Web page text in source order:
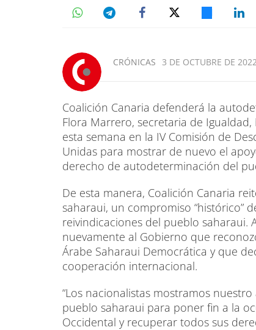
CRÓNICAS 3 DE OCTUBRE DE
Coalición Canaria defenderá la
Flora Marrero, secretaria de Igualdad,
esta semana en la IV Comisión de
Unidas para mostrar de nuevo el
derecho de autodeterminación del
De esta manera, Coalición Canaria
saharaui, un compromiso “histórico”
reivindicaciones del pueblo saharaui.
nuevamente al Gobierno que
Árabe Saharaui Democrática y que
cooperación internacional.
“Los nacionalistas mostramos
pueblo saharaui para poner fin a la
Occidental y recuperar todos sus